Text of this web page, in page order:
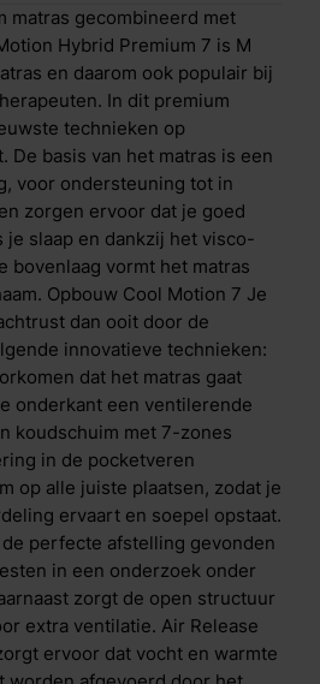
in een onderzoek onder
zorgt de open structuur
extra ventilatie. Air Release
ervoor dat vocht en warmte
afgevoerd door het
Een aangenaam slaapklimaat.
Support-laagDoor de Clima
van een optimale ventilatie en
Je voelt je 's ochtends
uitgerust. In de Clima Support-
techniek gebruikt:
die de druk van je
beter verdelen en
SupportDe ballen in het
wendbaarheid in bed, je
Uit onderzoek blijkt dat
80 keer van houding
om onze bloedcirculatie op
wakker te worden.
traagschuim toplaag
en schouder. Dit visco-
en vocht beter door dan
je wel profiteert van
eigenschappen. De open
ervoor dat je makkelijker kan
matras gecombineerd met
Hybrid Premium 7 is M
en daarom ook populair bij
In dit premium
technieken op
De basis van het matras is een
voor ondersteuning tot in
zorgen ervoor dat je goed
slaap en dankzij het visco-
bovenlaag vormt het matras
Opbouw Cool Motion 7 Je
dan ooit door de
innovatieve technieken:
dat het matras gaat
onderkant een ventilerende
koudschuim met 7-zones
in de pocketveren
op alle juiste plaatsen, zodat je
ervaart en soepel opstaat.
perfecte afstelling gevonden
in een onderzoek onder
zorgt de open structuur
extra ventilatie. Air Release
ervoor dat vocht en warmte